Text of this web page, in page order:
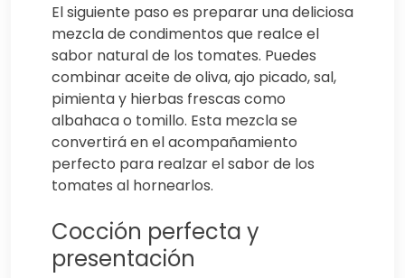
El siguiente paso es preparar una deliciosa
mezcla de condimentos que realce el
sabor natural de los tomates. Puedes
combinar aceite de oliva, ajo picado, sal,
pimienta y hierbas frescas como
albahaca o tomillo. Esta mezcla se
convertirá en el acompañamiento
perfecto para realzar el sabor de los
tomates al hornearlos.
Cocción perfecta y
presentación